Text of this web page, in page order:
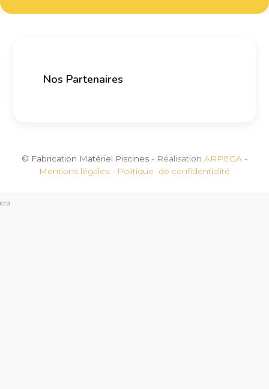
Nos Partenaires
© Fabrication Matériel Piscines - Réalisation ARPEGA -
Mentions légales - Politique de confidentialité